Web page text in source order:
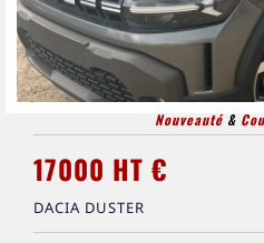
Nouveauté&
17000 HT €
DACIA DUSTER